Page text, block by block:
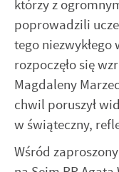
którzy z
poprowadzili
tego
rozpoczęło się
Magdaleny
chwil poruszył
w świąteczny,
Wśród
Twoich zwyczajów
internetowej. Treści
stronach podmiotów
partnerami oraz
w charakterze
postaci
społecznościowych.